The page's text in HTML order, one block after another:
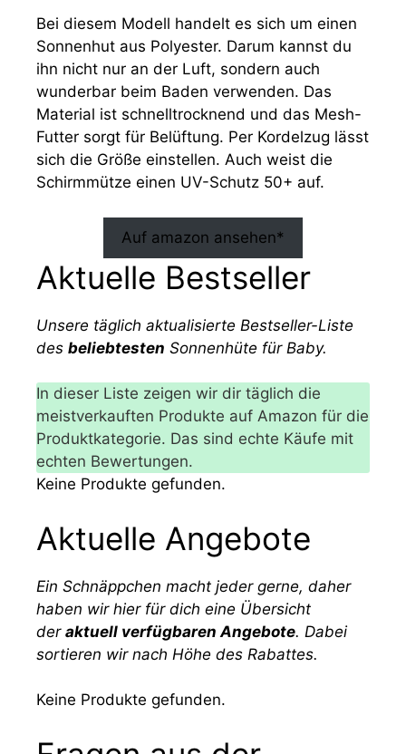
Bei diesem Modell handelt es sich um einen
Sonnenhut aus Polyester. Darum kannst du
ihn nicht nur an der Luft, sondern auch
wunderbar beim Baden verwenden. Das
Material ist schnelltrocknend und das Mesh-
Futter sorgt für Belüftung. Per Kordelzug lässt
sich die Größe einstellen. Auch weist die
Schirmmütze einen UV-Schutz 50+ auf.
Auf amazon ansehen*
Aktuelle Bestseller
Unsere täglich aktualisierte Bestseller-Liste
des beliebtesten Sonnenhüte für Baby.
In dieser Liste zeigen wir dir täglich die
meistverkauften Produkte auf Amazon für die
Produktkategorie. Das sind echte Käufe mit
echten Bewertungen.
Keine Produkte gefunden.
Aktuelle Angebote
Ein Schnäppchen macht jeder gerne, daher
haben wir hier für dich eine Übersicht
der aktuell verfügbaren Angebote. Dabei
sortieren wir nach Höhe des Rabattes.
Keine Produkte gefunden.